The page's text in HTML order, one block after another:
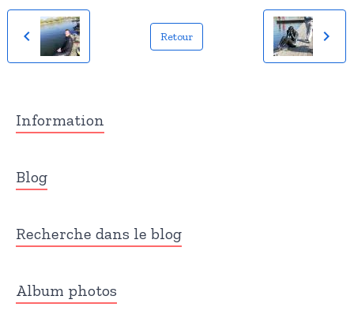
Retour
Information
Blog
Recherche dans le blog
Album photos